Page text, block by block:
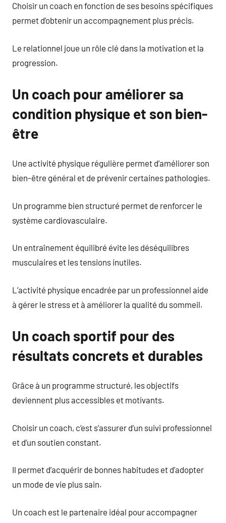
Choisir un coach en fonction de ses besoins spécifiques
permet d’obtenir un accompagnement plus précis.
Le relationnel joue un rôle clé dans la motivation et la
progression.
Un coach pour améliorer sa
condition physique et son bien-
être
Une activité physique régulière permet d’améliorer son
bien-être général et de prévenir certaines pathologies.
Un programme bien structuré permet de renforcer le
système cardiovasculaire.
Un entraînement équilibré évite les déséquilibres
musculaires et les tensions inutiles.
L’activité physique encadrée par un professionnel aide
à gérer le stress et à améliorer la qualité du sommeil.
Un coach sportif pour des
résultats concrets et durables
Grâce à un programme structuré, les objectifs
deviennent plus accessibles et motivants.
Choisir un coach, c’est s’assurer d’un suivi professionnel
et d’un soutien constant.
Il permet d’acquérir de bonnes habitudes et d’adopter
un mode de vie plus sain.
Un coach est le partenaire idéal pour accompagner